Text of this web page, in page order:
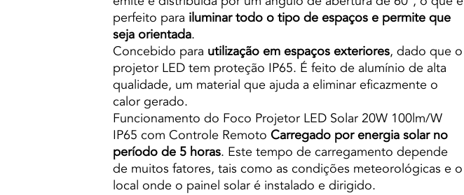
perfeito para iluminar todo o tipo de espaços e permite que
seja orientada.
Concebido para utilização em espaços exteriores, dado que o
projetor LED tem proteção IP65. É feito de alumínio de alta
qualidade, um material que ajuda a eliminar eficazmente o
calor gerado.
Funcionamento do Foco Projetor LED Solar 20W 100lm/W
IP65 com Controle Remoto Carregado por energia solar no
período de 5 horas. Este tempo de carregamento depende
de muitos fatores, tais como as condições meteorológicas e o
local onde o painel solar é instalado e dirigido.